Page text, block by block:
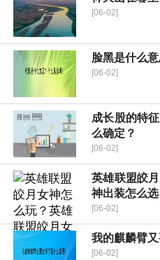
[06-02]
脸黑是什么
[06-02]
成长股的特
么确定？
[06-02]
英雄联盟皎
神出装怎么选
[06-02]
我的麒麟臂
[06-02]